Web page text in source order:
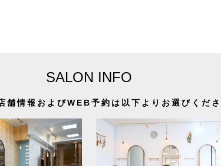
SALON INFO
舗情報およびWEB予約は以下よりお選びくだ